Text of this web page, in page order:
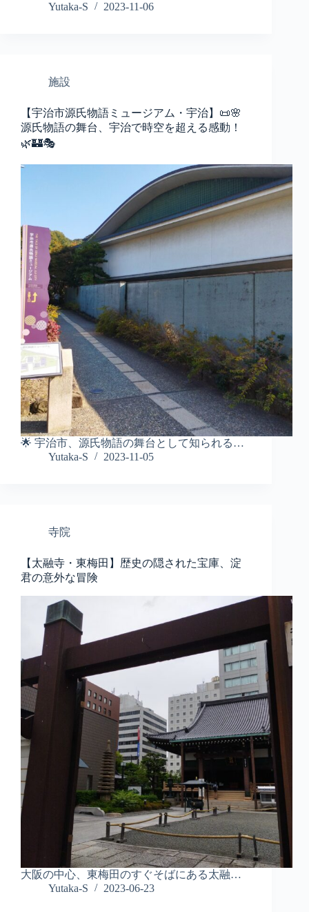
Yutaka-S
2023-11-06
施設
【宇治市源氏物語ミュージアム・宇治】📜🌸
源氏物語の舞台、宇治で時空を超える感動！
🌿🏰🎭
🌟 宇治市、源氏物語の舞台として知られる…
Yutaka-S
2023-11-05
寺院
【太融寺・東梅田】歴史の隠された宝庫、淀
君の意外な冒険
大阪の中心、東梅田のすぐそばにある太融…
Yutaka-S
2023-06-23